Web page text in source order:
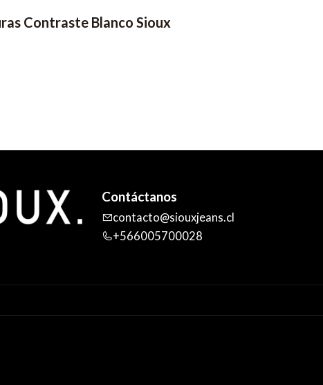
Contraste Blanco Sioux
Contáctanos
contacto@siouxjeans.cl
+566005700028